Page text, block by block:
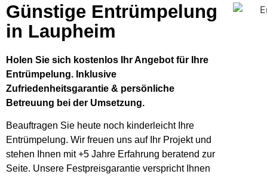
Günstige Entrümpelung
in Laupheim
Holen Sie sich kostenlos Ihr Angebot für Ihre
Entrümpelung. Inklusive
Zufriedenheitsgarantie & persönliche
Betreuung bei der Umsetzung.
Beauftragen Sie heute noch kinderleicht Ihre
Entrümpelung. Wir freuen uns auf Ihr Projekt und
stehen Ihnen mit +5 Jahre Erfahrung beratend zur
Seite. Unsere Festpreisgarantie verspricht Ihnen